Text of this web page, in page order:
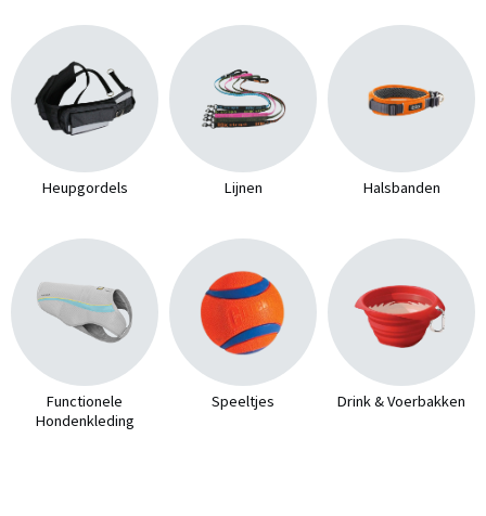
Heupgordels Lijnen Halsbanden
Functionele
Hondenkleding
Speeltjes Drink & Voerbakken